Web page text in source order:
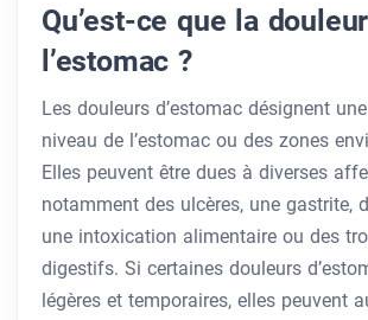
Qu’est-ce que la
l’estomac ?
Les douleurs d’estomac désignent
niveau de l’estomac ou des zones
Elles peuvent être dues à diverses
notamment des ulcères, une gastrite,
une intoxication alimentaire ou des
digestifs. Si certaines douleurs
légères et temporaires, elles peuvent